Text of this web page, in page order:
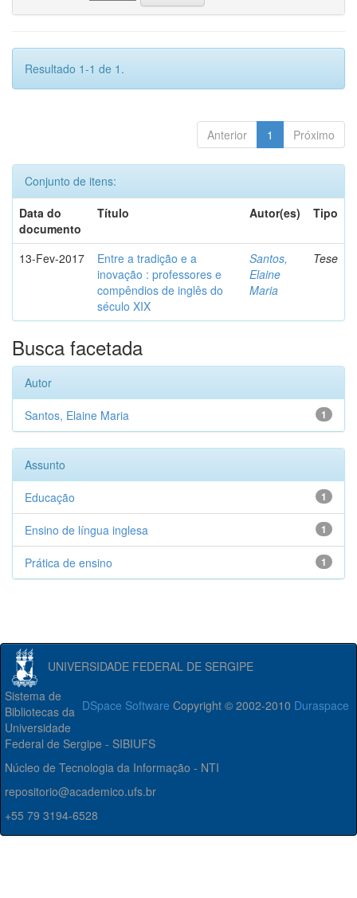
Resultado 1-1 de 1.
Anterior 1 Próximo
Conjunto de itens:
Data do
documento
Título Autor(es) Tipo
13-Fev-2017
Entre a tradição e a
inovação : professores e
compêndios de inglês do
século XIX
Santos,
Elaine
Maria
Tese
Busca facetada
Autor
1
Santos, Elaine Maria
Assunto
1
Educação
1
Ensino de língua inglesa
1
Prática de ensino
UNIVERSIDADE FEDERAL DE SERGIPE
DSpace Software Copyright © 2002-2010 Duraspace
Sistema de
Bibliotecas da
Universidade
Federal de Sergipe - SIBIUFS
Núcleo de Tecnologia da Informação - NTI
repositorio@academico.ufs.br
+55 79 3194-6528